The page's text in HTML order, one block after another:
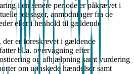
i en senere periode er påkrævet i
retssager, anmodninger fra de
eller i henhold til gældende
der er foreskrevet i gældende
bl.a. overvågning efter
og afhjælpning samt vurdering
om uønskede hændelser samt